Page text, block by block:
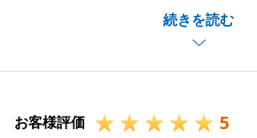
続きを読む
M様のおかげでございます。
重ねて御礼申し上げます。
ぜひご新居で、素敵な思い出をた
この度は誠にありがとうございまし
お客様評価 5